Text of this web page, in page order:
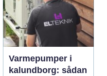
Varmepumper i
kalundborg: sådan